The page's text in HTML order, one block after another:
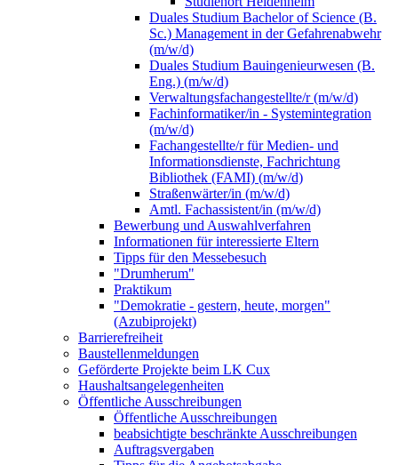
Duales Studium Bachelor of Science (B.
Sc.) Management in der Gefahrenabwehr
(m/w/d)
Duales Studium Bauingenieurwesen (B.
Eng.) (m/w/d)
Verwaltungsfachangestellte/r (m/w/d)
Fachinformatiker/in - Systemintegration
(m/w/d)
Fachangestellte/r für Medien- und
Informationsdienste, Fachrichtung
Bibliothek (FAMI) (m/w/d)
Straßenwärter/in (m/w/d)
Amtl. Fachassistent/in (m/w/d)
Bewerbung und Auswahlverfahren
Informationen für interessierte Eltern
Tipps für den Messebesuch
"Drumherum"
Praktikum
"Demokratie - gestern, heute, morgen"
(Azubiprojekt)
Barrierefreiheit
Baustellenmeldungen
Geförderte Projekte beim LK Cux
Haushaltsangelegenheiten
Öffentliche Ausschreibungen
Öffentliche Ausschreibungen
beabsichtigte beschränkte Ausschreibungen
Auftragsvergaben